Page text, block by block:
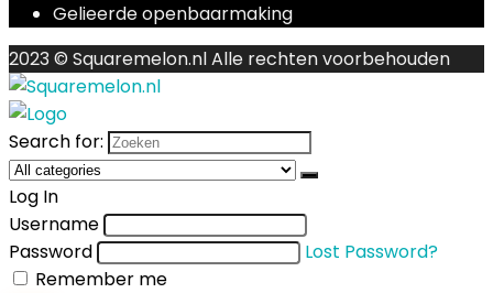
Gelieerde openbaarmaking
2023 © Squaremelon.nl Alle rechten voorbehouden
Search for:
Log In
Username
Password
Lost Password?
Remember me